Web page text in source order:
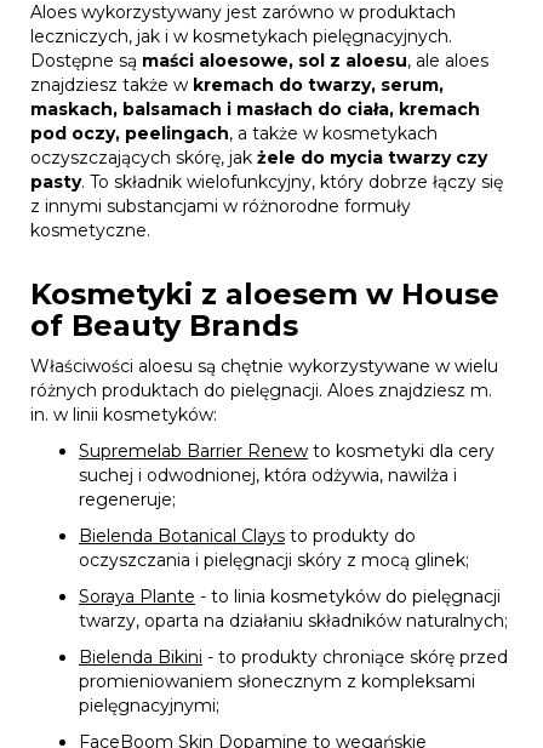
Aloes wykorzystywany jest zarówno w produktach
leczniczych, jak i w kosmetykach pielęgnacyjnych.
Dostępne są maści aloesowe, sol z aloesu, ale aloes
znajdziesz także w kremach do twarzy, serum,
maskach, balsamach i masłach do ciała, kremach
pod oczy, peelingach, a także w kosmetykach
oczyszczających skórę, jak żele do mycia twarzy czy
pasty. To składnik wielofunkcyjny, który dobrze łączy się
z innymi substancjami w różnorodne formuły
kosmetyczne.
Kosmetyki z aloesem w House
of Beauty Brands
Właściwości aloesu są chętnie wykorzystywane w wielu
różnych produktach do pielęgnacji. Aloes znajdziesz m.
in. w linii kosmetyków:
Supremelab Barrier Renew to kosmetyki dla cery
suchej i odwodnionej, która odżywia, nawilża i
regeneruje;
Bielenda Botanical Clays to produkty do
oczyszczania i pielęgnacji skóry z mocą glinek;
Soraya Plante - to linia kosmetyków do pielęgnacji
twarzy, oparta na działaniu składników naturalnych;
Bielenda Bikini - to produkty chroniące skórę przed
promieniowaniem słonecznym z kompleksami
pielęgnacyjnymi;
FaceBoom Skin Dopamine to wegańskie